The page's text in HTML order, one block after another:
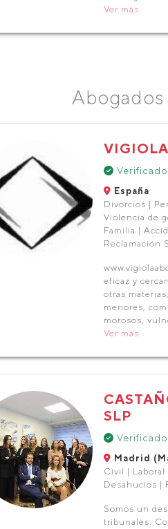
Ver más
Verificado
España
Divorcios |
Violencia de
Familia |
Reclamación
eficaz y
otras
menores,
morosos,
Ver más
SLP
Verificado
Madrid
Civil |
Desahucios |
Somos un
tribunales.